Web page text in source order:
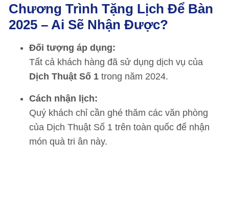
Chương Trình Tặng Lịch Để Bàn
2025 – Ai Sẽ Nhận Được?
Đối tượng áp dụng:
Tất cả khách hàng đã sử dụng dịch vụ của
Dịch Thuật Số 1 trong năm 2024.
Cách nhận lịch:
Quý khách chỉ cần ghé thăm các văn phòng
của Dịch Thuật Số 1 trên toàn quốc để nhận
món quà tri ân này.